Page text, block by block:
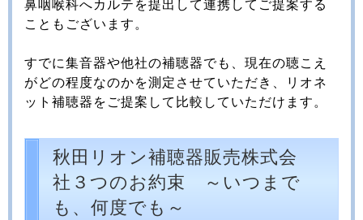
鼻咽喉科へカルテを提出して連携してご提案する
こともございます。
すでに集音器や他社の補聴器でも、現在の聴こえ
がどの程度なのかを測定させていただき、リオネ
ット補聴器をご提案して比較していただけます。
秋田リオン補聴器販売株式会
社３つのお約束 ～いつまで
も、何度でも～